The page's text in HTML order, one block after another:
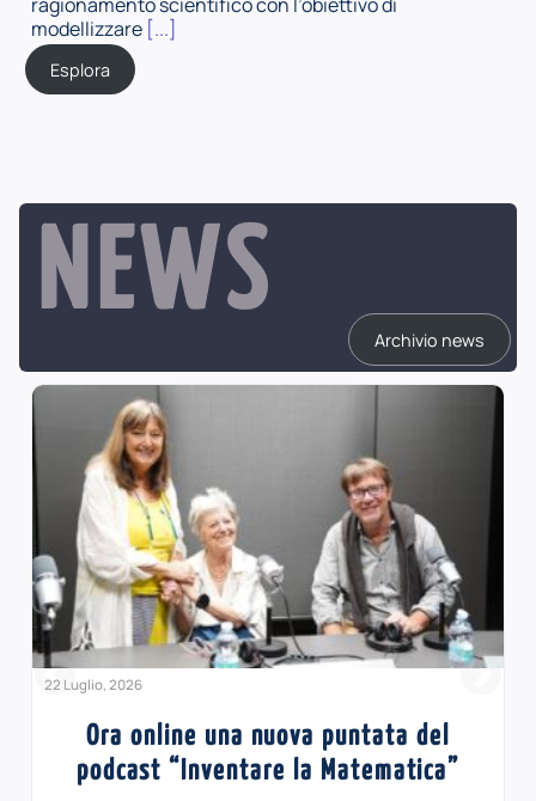
modellizzare [...]
Esplora
NEWS
Archivio news
22 Luglio, 2026
Ora online una nuova puntata del
podcast “Inventare la Matematica”